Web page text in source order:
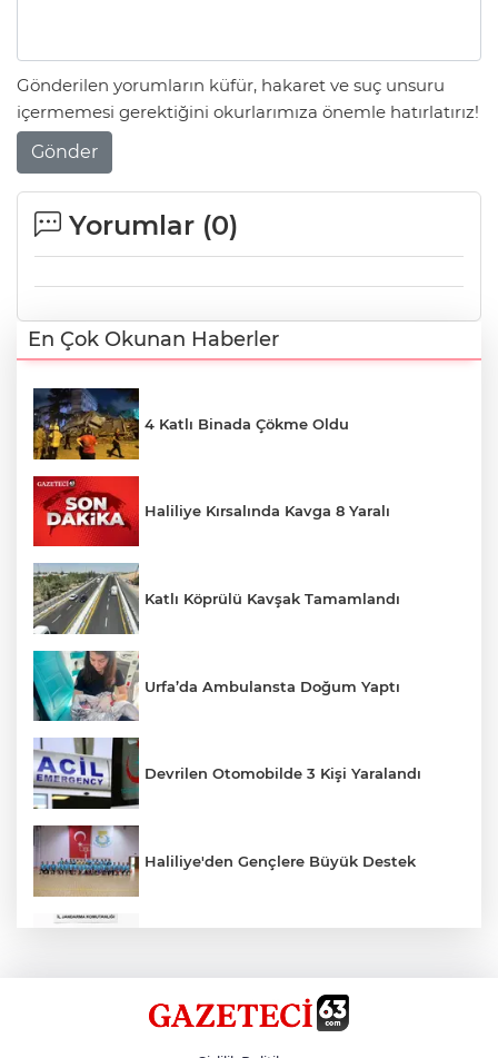
Gönderilen yorumların küfür, hakaret ve suç unsuru
içermemesi gerektiğini okurlarımıza önemle hatırlatırız!
Gönder
Yorumlar (0)
En Çok Okunan Haberler
4 Katlı Binada Çökme Oldu
Haliliye Kırsalında Kavga 8 Yaralı
Katlı Köprülü Kavşak Tamamlandı
Urfa’da Ambulansta Doğum Yaptı
Devrilen Otomobilde 3 Kişi Yaralandı
Haliliye'den Gençlere Büyük Destek
Hikmet Başak’tan Ulaşım Çalışması